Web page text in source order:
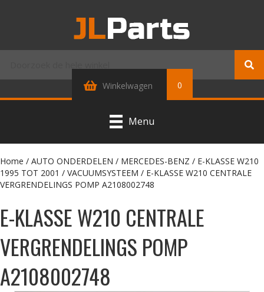
Winkelwagen 0
Menu
Home / AUTO ONDERDELEN / MERCEDES-BENZ / E-KLASSE W210
1995 TOT 2001 / VACUUMSYSTEEM / E-KLASSE W210 CENTRALE
VERGRENDELINGS POMP A2108002748
E-KLASSE W210 CENTRALE
VERGRENDELINGS POMP
A2108002748